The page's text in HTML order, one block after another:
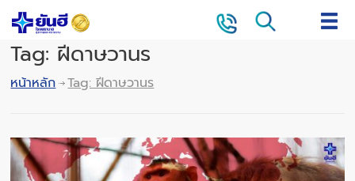
Tag: ฝีดาษวานร
หน้าหลัก Tag: ฝีดาษวานร